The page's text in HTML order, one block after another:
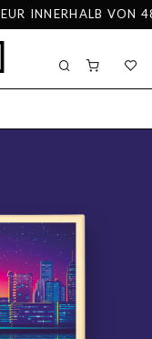
INNERHALB VON